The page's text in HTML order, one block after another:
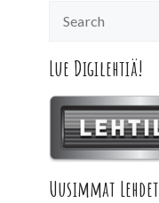
Lue Digilehtiä!
Uusimmat Lehdet